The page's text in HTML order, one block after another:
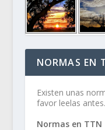
NORMAS EN
Existen unas
favor leelas antes.
Normas en TTN